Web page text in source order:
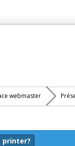
webmaster
printer?